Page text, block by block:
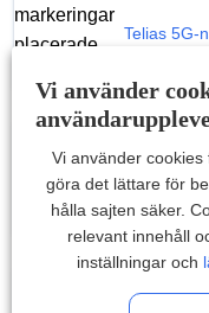
Telias 5G-
TEKNIK
Wifi 7
2024-02-26
Vi använder
Vi använder cookies
göra det lättare för
hålla sajten säker.
relevant innehåll
inställningar och